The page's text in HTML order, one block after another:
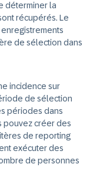
déterminer la
récupérés. Le
de sélection dans
incidence sur
de sélection
périodes dans
pouvez créer des
de reporting
exécuter des
de personnes